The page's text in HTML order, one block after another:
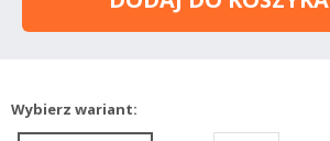
Wybierz wariant: